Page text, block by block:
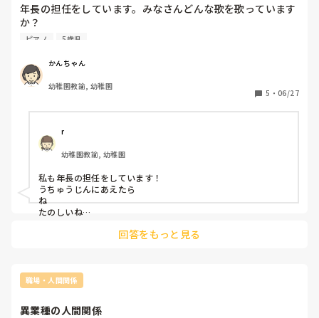
年長の担任をしています。みなさんどんな歌を歌っています
か？
きみのこえ
ありがとうの花
明日は晴れる
にじのむこうに
など歌っています。他に歌っている好きな曲を教えてくださ
い。
ピアノ 5歳児
かんちゃん
幼稚園教諭, 幼稚園
5 ・ 06/27
r
幼稚園教諭, 幼稚園
私も年長の担任をしています！
うちゅうじんにあえたら
ね
たのしいね
回答をもっと見る
職場・人間関係
異業種の人間関係